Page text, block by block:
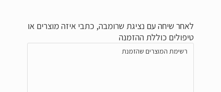
לאחר שיחה עם נציגת שרומבה, כתבי איזה מוצרים או
טיפולים כוללת ההזמנה